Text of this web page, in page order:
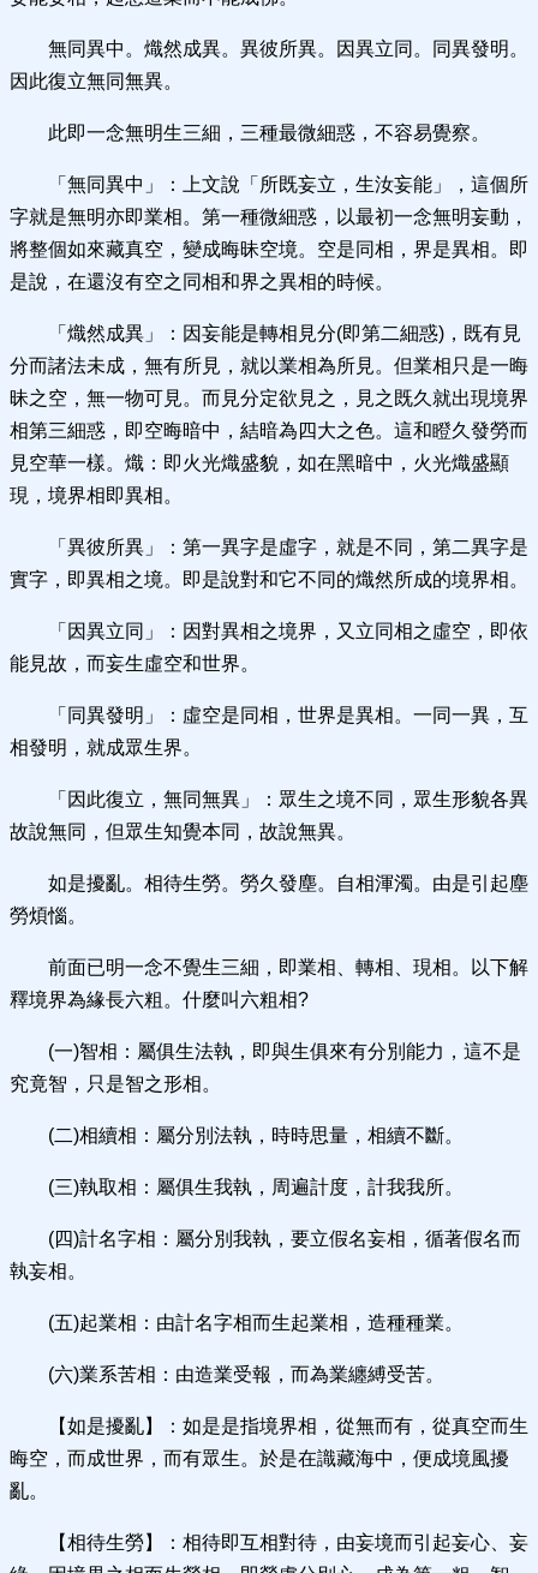
無同異中。熾然成異。異彼所異。因異立同。同異發明。
因此復立無同無異。
此即一念無明生三細，三種最微細惑，不容易覺察。
「無同異中」：上文說「所既妄立，生汝妄能」，這個所
字就是無明亦即業相。第一種微細惑，以最初一念無明妄動，
將整個如來藏真空，變成晦昧空境。空是同相，界是異相。即
是說，在還沒有空之同相和界之異相的時候。
「熾然成異」：因妄能是轉相見分(即第二細惑)，既有見
分而諸法未成，無有所見，就以業相為所見。但業相只是一晦
昧之空，無一物可見。而見分定欲見之，見之既久就出現境界
相第三細惑，即空晦暗中，結暗為四大之色。這和瞪久發勞而
見空華一樣。熾：即火光熾盛貌，如在黑暗中，火光熾盛顯
現，境界相即異相。
「異彼所異」：第一異字是虛字，就是不同，第二異字是
實字，即異相之境。即是說對和它不同的熾然所成的境界相。
「因異立同」：因對異相之境界，又立同相之虛空，即依
能見故，而妄生虛空和世界。
「同異發明」：虛空是同相，世界是異相。一同一異，互
相發明，就成眾生界。
「因此復立，無同無異」：眾生之境不同，眾生形貌各異
故說無同，但眾生知覺本同，故說無異。
如是擾亂。相待生勞。勞久發塵。自相渾濁。由是引起塵
勞煩惱。
前面已明一念不覺生三細，即業相、轉相、現相。以下解
釋境界為緣長六粗。什麼叫六粗相?
(一)智相：屬俱生法執，即與生俱來有分別能力，這不是
究竟智，只是智之形相。
(二)相續相：屬分別法執，時時思量，相續不斷。
(三)執取相：屬俱生我執，周遍計度，計我我所。
(四)計名字相：屬分別我執，要立假名妄相，循著假名而
執妄相。
(五)起業相：由計名字相而生起業相，造種種業。
(六)業系苦相：由造業受報，而為業纏縛受苦。
【如是擾亂】：如是是指境界相，從無而有，從真空而生
晦空，而成世界，而有眾生。於是在識藏海中，便成境風擾
亂。
【相待生勞】：相待即互相對待，由妄境而引起妄心、妄